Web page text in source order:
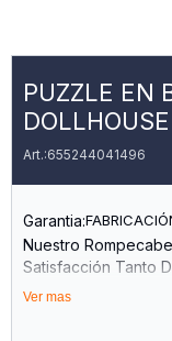
PUZZLE EN
DOLLHOUSE
655244041496
Garantia:
Nuestro
Satisfacción Tanto
24 Piezas De Alta
Ver mas